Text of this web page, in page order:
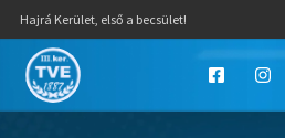
Hajrá Kerület, első a becsület!